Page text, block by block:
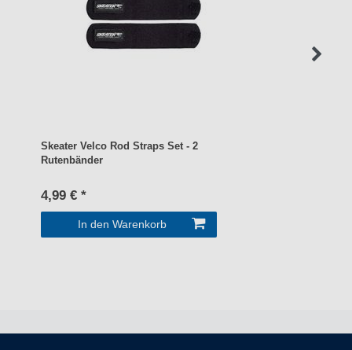
Skeater Velco Rod Straps Set - 2
Rutenbänder
4,99 € *
In den Warenkorb